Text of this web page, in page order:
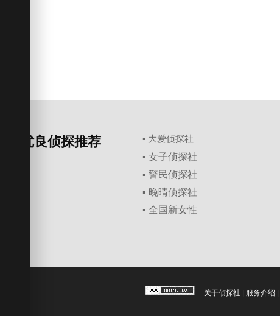
优良侦探推荐 ▪ 大爱侦探社
▪ 女子侦探社
▪ 警民侦探社
▪ 晚晴侦探社
▪ 全国新女性
关于侦探社 服务介绍